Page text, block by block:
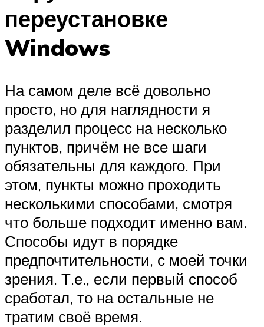
переустановке
Windows
На самом деле всё довольно
просто, но для наглядности я
разделил процесс на несколько
пунктов, причём не все шаги
обязательны для каждого. При
этом, пункты можно проходить
несколькими способами, смотря
что больше подходит именно вам.
Способы идут в порядке
предпочтительности, с моей точки
зрения. Т.е., если первый способ
сработал, то на остальные не
тратим своё время.